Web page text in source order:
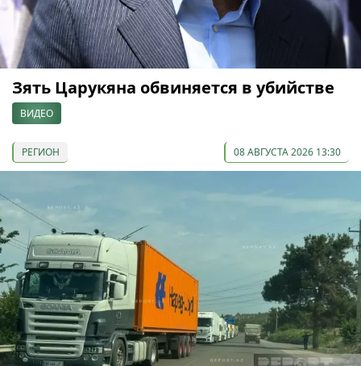
Зять Царукяна обвиняется в убийстве
ВИДЕО
РЕГИОН 08 АВГУСТА 2026 13:30